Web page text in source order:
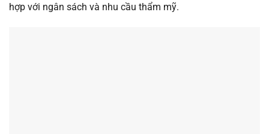
hợp với ngân sách và nhu cầu thẩm mỹ.